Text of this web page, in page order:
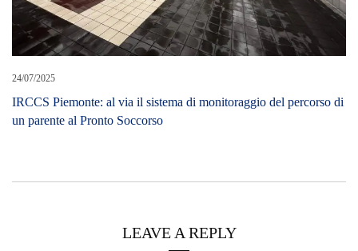
24/07/2025
IRCCS Piemonte: al via il sistema di monitoraggio del percorso di
un parente al Pronto Soccorso
LEAVE A REPLY